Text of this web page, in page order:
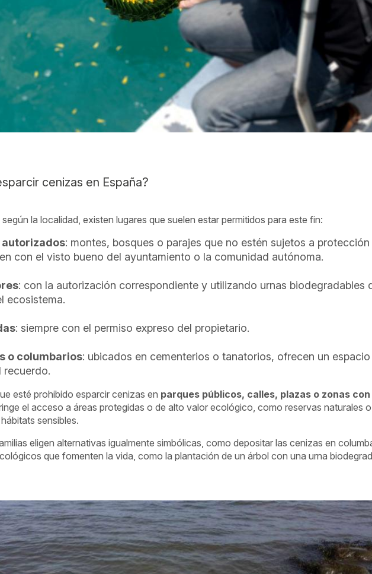
cenizas en España?
la localidad, existen lugares que suelen estar permitidos para este fin:
autorizados: montes, bosques o parajes que no estén sujetos a protección
con el visto bueno del ayuntamiento o la comunidad autónoma.
: con la autorización correspondiente y utilizando urnas biodegradables
ecosistema.
: siempre con el permiso expreso del propietario.
o columbarios: ubicados en cementerios o tanatorios, ofrecen un
recuerdo.
esté prohibido esparcir cenizas en parques públicos, calles, plazas o zonas
el acceso a áreas protegidas o de alto valor ecológico, como reservas naturales o
sensibles.
eligen alternativas igualmente simbólicas, como depositar las cenizas en
que fomenten la vida, como la plantación de un árbol con una urna